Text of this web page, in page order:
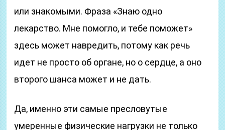
или знакомыми. Фраза «Знаю одно
лекарство. Мне помогло, и тебе поможет»
здесь может навредить, потому как речь
идет не просто об органе, но о сердце, а оно
второго шанса может и не дать.
Да, именно эти самые пресловутые
умеренные физические нагрузки не только